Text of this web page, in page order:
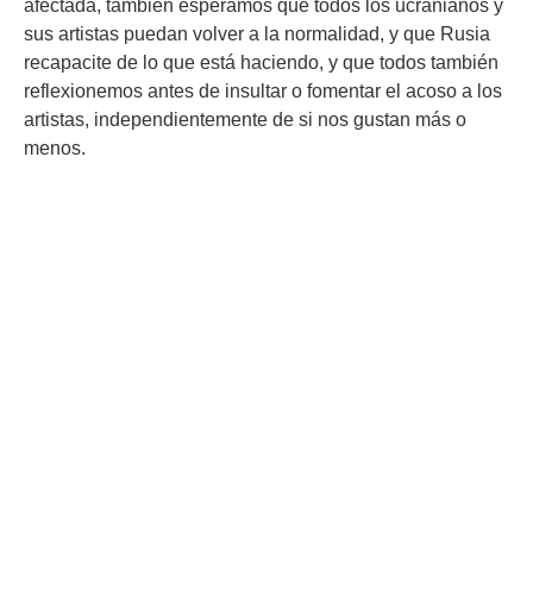
afectada, también esperamos que todos los ucranianos y
sus artistas puedan volver a la normalidad, y que Rusia
recapacite de lo que está haciendo, y que todos también
reflexionemos antes de insultar o fomentar el acoso a los
artistas, independientemente de si nos gustan más o
menos.